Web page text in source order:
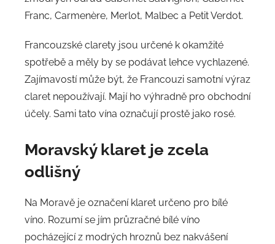
Franc, Carmenère, Merlot, Malbec a Petit Verdot.
Francouzské clarety jsou určené k okamžité
spotřebě a měly by se podávat lehce vychlazené.
Zajímavostí může být, že Francouzi samotní výraz
claret nepoužívají. Mají ho výhradně pro obchodní
účely. Sami tato vína označují prostě jako rosé.
Moravský klaret je zcela
odlišný
Na Moravě je označení klaret určeno pro bílé
víno. Rozumí se jím průzračné bílé víno
pocházející z modrých hroznů bez nakvášení